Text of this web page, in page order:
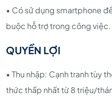
• Có sử dụng smartphone
buộc hỗ trợ trong công việc.
QUYỀN LỢI
• Thu nhập: Cạnh tranh tùy
thức thấp nhất từ 8 triệu/